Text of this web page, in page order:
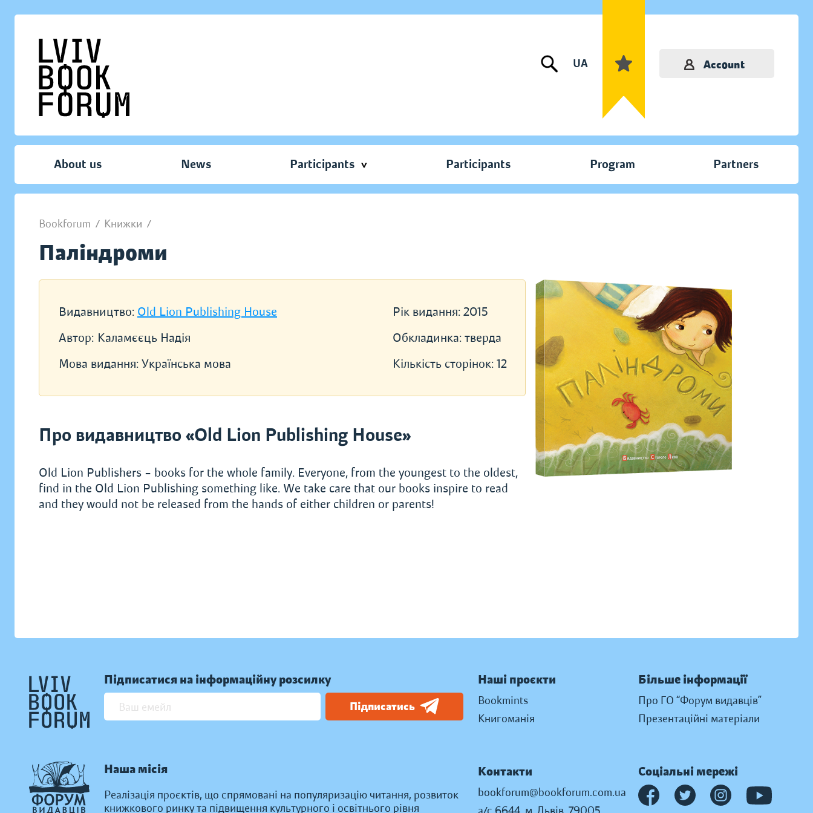
UA Account
About us News Participants Participants Program Partners
Bookforum / Книжки /
Паліндроми
Видавництво: Old Lion Publishing House
Автор: Каламєєць Надія
Мова видання: Українська мова
Рік видання: 2015
Обкладинка: тверда
Кількість сторінок: 12
Про видавництво «Old Lion Publishing House»
Old Lion Publishers – books for the whole family. Everyone, from the youngest to the oldest,
find in the Old Lion Publishing something like. We take care that our books inspire to read
and they would not be released from the hands of either children or parents!
Підписатися на інформаційну розсилку
Підписатись
Наша місія
Реалізація проєктів, що спрямовані на популяризацію читання, розвиток
книжкового ринку та підвищення культурного і освітнього рівня
Наші проєкти
Bookmints
Книгоманія
Більше інформації
Про ГО “Форум видавців”
Презентаційні матеріали
Контакти
bookforum@bookforum.com.ua
Соціальні мережі